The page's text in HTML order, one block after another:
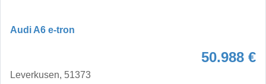
Audi A6 e-tron
50.988 €
Leverkusen, 51373